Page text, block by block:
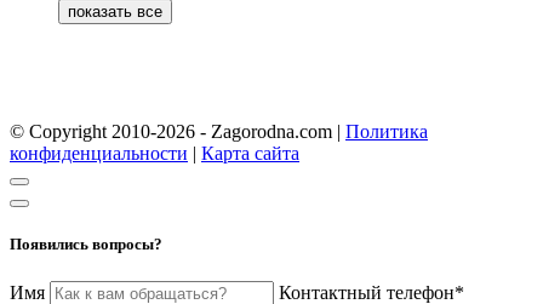
© Copyright 2010-2026 - Zagorodna.com | Политика
конфиденциальности | Карта сайта
Появились вопросы?
Имя Контактный телефон*